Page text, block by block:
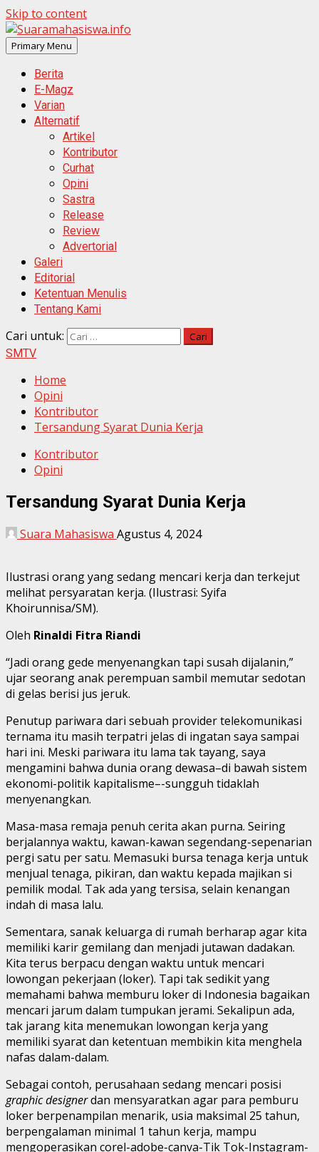
Skip to content
Primary Menu
Berita
E-Magz
Varian
Alternatif
Artikel
Kontributor
Curhat
Opini
Sastra
Release
Review
Advertorial
Galeri
Editorial
Ketentuan Menulis
Tentang Kami
Cari untuk:
SMTV
Home
Opini
Kontributor
Tersandung Syarat Dunia Kerja
Kontributor
Opini
Tersandung Syarat Dunia Kerja
Suara Mahasiswa Agustus 4, 2024
Ilustrasi orang yang sedang mencari kerja dan terkejut
melihat persyaratan kerja. (Ilustrasi: Syifa
Khoirunnisa/SM).
Oleh Rinaldi Fitra Riandi
“Jadi orang gede menyenangkan tapi susah dijalanin,”
ujar seorang anak perempuan sambil memutar sedotan
di gelas berisi jus jeruk.
Penutup pariwara dari sebuah provider telekomunikasi
ternama itu masih terpatri jelas di ingatan saya sampai
hari ini. Meski pariwara itu lama tak tayang, saya
mengamini bahwa dunia orang dewasa–di bawah sistem
ekonomi-politik kapitalisme–-sungguh tidaklah
menyenangkan.
Masa-masa remaja penuh cerita akan purna. Seiring
berjalannya waktu, kawan-kawan segendang-sepenarian
pergi satu per satu. Memasuki bursa tenaga kerja untuk
menjual tenaga, pikiran, dan waktu kepada majikan si
pemilik modal. Tak ada yang tersisa, selain kenangan
indah di masa lalu.
Sementara, sanak keluarga di rumah berharap agar kita
memiliki karir gemilang dan menjadi jutawan dadakan.
Kita terus berpacu dengan waktu untuk mencari
lowongan pekerjaan (loker). Tapi tak sedikit yang
memahami bahwa memburu loker di Indonesia bagaikan
mencari jarum dalam tumpukan jerami. Sekalipun ada,
tak jarang kita menemukan lowongan kerja yang
memiliki syarat dan ketentuan membikin kita menghela
nafas dalam-dalam.
Sebagai contoh, perusahaan sedang mencari posisi
graphic designerdan mensyaratkan agar para pemburu
loker berpenampilan menarik, usia maksimal 25 tahun,
berpengalaman minimal 1 tahun kerja, mampu
mengoperasikan corel-adobe-canva-Tik Tok-Instagram-